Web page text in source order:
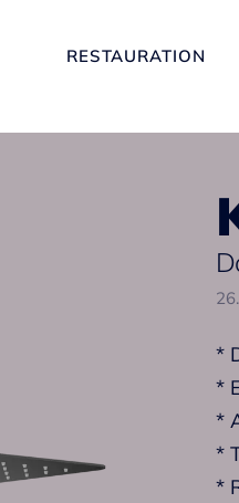
RESTAURATION
*
*
*
*
*